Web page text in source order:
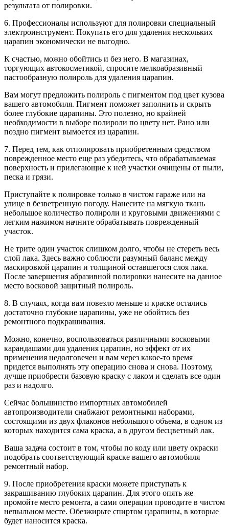
результата от полировки.
6. Профессионалы используют для полировки специальный
электроинструмент. Покупать его для удаления нескольких
царапин экономически не выгодно.
К счастью, можно обойтись и без него. В магазинах,
торгующих автокосметикой, спросите мелкоабразивный
пастообразную полироль для удаления царапин.
Вам могут предложить полироль с пигментом под цвет кузова
вашего автомобиля. Пигмент поможет заполнить и скрыть
более глубокие царапины. Это полезно, но крайней
необходимости в выборе полироли по цвету нет. Рано или
поздно пигмент вымоется из царапин.
7. Перед тем, как отполировать приобретенным средством
поврежденное место еще раз убедитесь, что обрабатываемая
поверхность и прилегающие к ней участки очищены от пыли,
песка и грязи.
Приступайте к полировке только в чистом гараже или на
улице в безветренную погоду. Нанесите на мягкую ткань
небольшое количество полироли и круговыми движениями с
легким нажимом начните обрабатывать поврежденный
участок.
Не трите один участок слишком долго, чтобы не стереть весь
слой лака. Здесь важно соблюсти разумный баланс между
маскировкой царапин и толщиной оставшегося слоя лака.
После завершения абразивной полировки нанесите на данное
место восковой защитный полироль.
8. В случаях, когда вам повезло меньше и краске остались
достаточно глубокие царапины, уже не обойтись без
ремонтного подкрашивания.
Можно, конечно, воспользоваться различными восковыми
карандашами для удаления царапин, но эффект от их
применения недолговечен и вам через какое-то время
придется выполнять эту операцию снова и снова. Поэтому,
лучше приобрести базовую краску с лаком и сделать все один
раз и надолго.
Сейчас большинство импортных автомобилей
автопроизводители снабжают ремонтными наборами,
состоящими из двух флаконов небольшого объема, в одном из
которых находится сама краска, а в другом бесцветный лак.
Ваша задача состоит в том, чтобы по коду или цвету окраски
подобрать соответствующий краске вашего автомобиля
ремонтный набор.
9. После приобретения краски можете приступать к
закрашиванию глубоких царапин. Для этого опять же
промойте место ремонта, а сами операции проводите в чистом
непыльном месте. Обезжирьте спиртом царапины, в которые
будет наносится краска.